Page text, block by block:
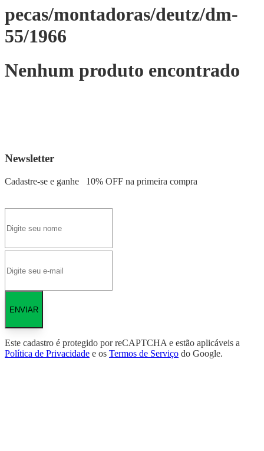
pecas/montadoras/deutz/dm-
55/1966
Nenhum produto encontrado
Newsletter
Cadastre-se e ganhe 10% OFF na primeira compra
ENVIAR
Este cadastro é protegido por reCAPTCHA e estão aplicáveis a
Política de Privacidade e os Termos de Serviço do Google.